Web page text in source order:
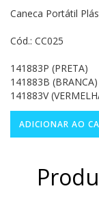
Caneca Portátil
Cód.: CC025
141883P (PRETA)
141883B (BRANCA)
141883V